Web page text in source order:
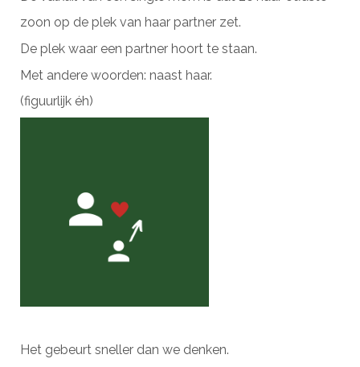
zoon op de plek van haar partner zet.
De plek waar een partner hoort te staan.
Met andere woorden: naast haar.
(figuurlijk éh)
Het gebeurt sneller dan we denken.